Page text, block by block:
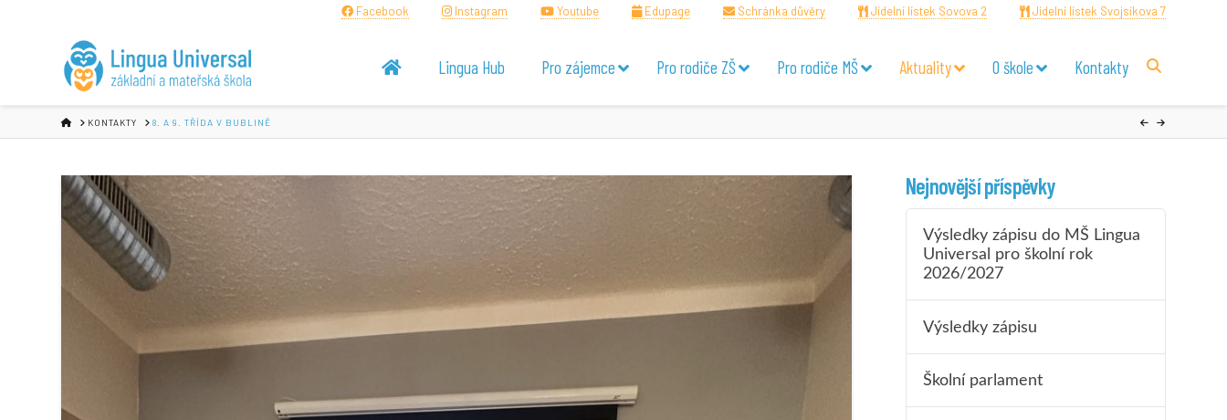
Facebook Instagram Youtube Edupage Schránka důvěry Jídelní lístek Sovova 2 Jídelní lístek Svojsíkova 7
Lingua Hub Pro zájemce Pro rodiče ZŠ Pro rodiče MŠ Aktuality O škole Kontakty
HOMEKONTAKTY 8. A 9. TŘÍDA V BUBLINĚ
Nejnovější příspěvky
Výsledky zápisu do MŠ Lingua
Universal pro školní rok
2026/2027
Výsledky zápisu
Školní parlament